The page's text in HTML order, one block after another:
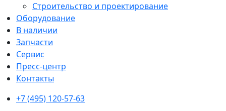
Строительство и проектирование
Оборудование
В наличии
Запчасти
Сервис
Пресс-центр
Контакты
+7 (495) 120-57-63